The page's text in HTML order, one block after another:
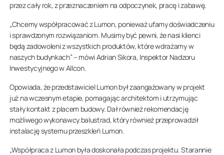
przez cały rok, z przeznaczeniem na odpoczynek, pracę i zabawę.
„Chcemy współpracować z Lumon, ponieważ ufamy doświadczeniu
i sprawdzonym rozwiązaniom. Musimy być pewni, że nasi klienci
będą zadowoleni z wszystkich produktów, które wdrażamy w
naszych budynkach” – mówi Adrian Sikora, Inspektor Nadzoru
Inwestycyjnego w Allcon.
Opowiada, że przedstawiciel Lumon był zaangażowany w projekt
już na wczesnym etapie, pomagając architektom i utrzymując
stały kontakt z placem budowy. Dał również rekomendację
możliwego wykonawcy balustrad, który również przeprowadził
instalację systemu przeszkleń Lumon.
„Współpraca z Lumon była doskonała podczas projektu. Starannie